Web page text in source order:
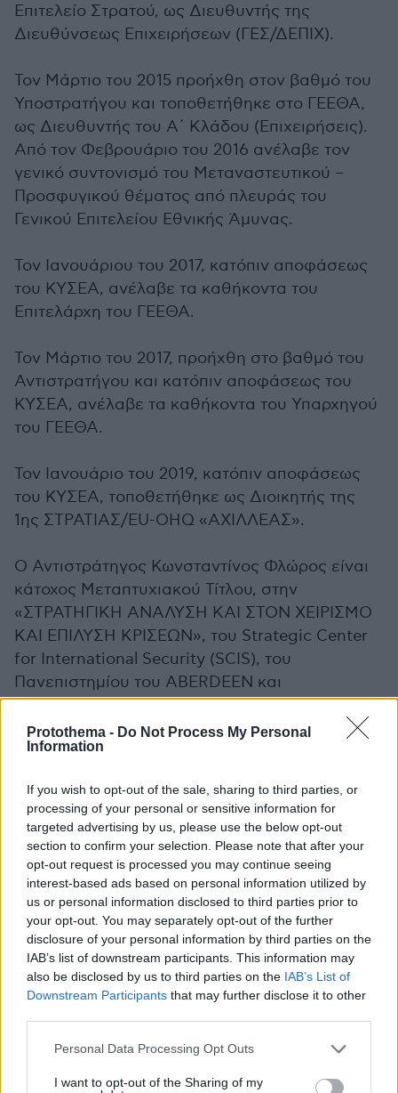
Protothema - Do Not Process My Personal
Information
If you wish to opt-out of the sale, sharing to third parties, or
processing of your personal or sensitive information for
targeted advertising by us, please use the below opt-out
section to confirm your selection. Please note that after your
opt-out request is processed you may continue seeing
interest-based ads based on personal information utilized by
us or personal information disclosed to third parties prior to
your opt-out. You may separately opt-out of the further
disclosure of your personal information by third parties on the
IAB’s list of downstream participants. This information may
also be disclosed by us to third parties on the IAB’s List of
Downstream Participants that may further disclose it to other
Please note that this website/app uses one or more Google
not limited to your visit or usage behaviour. You may click to
Personal Data Processing Opt Outs
I want to opt-out of the Sharing of my
Επιτελείο Στρατού, ως Διευθυντής της
Διευθύνσεως Επιχειρήσεων (ΓΕΣ/ΔΕΠΙΧ).
Τον Μάρτιο του 2015 προήχθη στον βαθμό του
Υποστρατήγου και τοποθετήθηκε στο ΓΕΕΘΑ,
ως Διευθυντής του Α΄ Κλάδου (Επιχειρήσεις).
Από τον Φεβρουάριο του 2016 ανέλαβε τον
γενικό συντονισμό του Μεταναστευτικού –
Προσφυγικού θέματος από πλευράς του
Γενικού Επιτελείου Εθνικής Άμυνας.
Τον Ιανουάριου του 2017, κατόπιν αποφάσεως
του ΚΥΣΕΑ, ανέλαβε τα καθήκοντα του
Επιτελάρχη του ΓΕΕΘΑ.
Τον Μάρτιο του 2017, προήχθη στο βαθμό του
Αντιστρατήγου και κατόπιν αποφάσεως του
ΚΥΣΕΑ, ανέλαβε τα καθήκοντα του Υπαρχηγού
του ΓΕΕΘΑ.
Τον Ιανουάριο του 2019, κατόπιν αποφάσεως
του ΚΥΣΕΑ, τοποθετήθηκε ως Διοικητής της
1ης ΣΤΡΑΤΙΑΣ/EU-OHQ «ΑΧΙΛΛΕΑΣ».
Ο Αντιστράτηγος Κωνσταντίνος Φλώρος είναι
κάτοχος Μεταπτυχιακού Τίτλου, στην
«ΣΤΡΑΤΗΓΙΚΗ ΑΝΑΛΥΣΗ ΚΑΙ ΣΤΟΝ ΧΕΙΡΙΣΜΟ
ΚΑΙ ΕΠΙΛΥΣΗ ΚΡΙΣΕΩΝ», του Strategic Center
for International Security (SCIS), του
Πανεπιστημίου του ABERDEEN και
Μεταπτυχιακού Τίτλου, στις «ΔΙΕΘΝΕΙΣ
ΣΧΕΣΕΙΣ ΚΑΙ ΣΤΡΑΤΗΓΙΚΕΣ ΣΠΟΥΔΕΣ» του
Τμήματος Διεθνών και Ευρωπαϊκών Σπουδών
Είναι νυμφευμένος με την Άννα-Μαρία
Τσικρικώνη, οικονομολόγο και έχει 2 κόρες.
Κατέχει όλα τα προβλεπόμενα από τον βαθμό
του Μετάλλια των Ελληνικών Ενόπλων
Δυνάμεων και το Μετάλλιο συμμετοχής σε
Ειρηνευτικές Αποστολές του ΝΑΤΟ.
Ομιλεί την Αγγλική.